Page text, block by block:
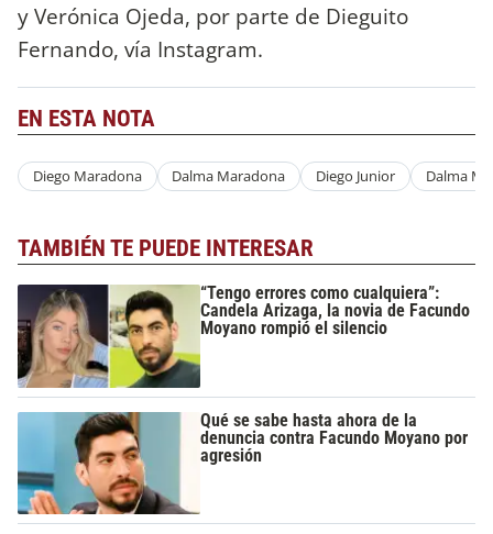
y Verónica Ojeda, por parte de Dieguito
Fernando, vía Instagram.
EN ESTA NOTA
Diego Maradona Dalma Maradona Diego Junior Dalma
TAMBIÉN TE PUEDE INTERESAR
“Tengo errores como cualquiera”:
Candela Arizaga, la novia de Facundo
Moyano rompió el silencio
Qué se sabe hasta ahora de la
denuncia contra Facundo Moyano por
agresión